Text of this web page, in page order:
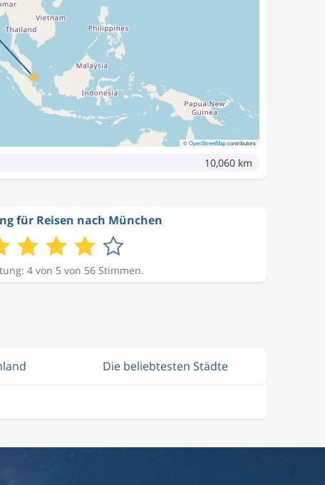
©OpenStreetMapcontributors
10,060 km
für Reisen nach München
4 von 5 von 56 Stimmen.
Die beliebtesten Städte